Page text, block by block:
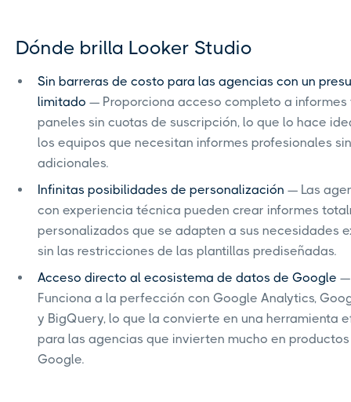
Dónde brilla Looker Studio
Sin barreras de costo para las agencias con un
limitado — Proporciona acceso completo a informes
paneles sin cuotas de suscripción, lo que lo hace
los equipos que necesitan informes profesionales
adicionales.
Infinitas posibilidades de personalización — Las
con experiencia técnica pueden crear informes
personalizados que se adapten a sus necesidades
sin las restricciones de las plantillas prediseñadas.
Acceso directo al ecosistema de datos de Google —
Funciona a la perfección con Google Analytics,
y BigQuery, lo que la convierte en una herramienta
para las agencias que invierten mucho en
Google.